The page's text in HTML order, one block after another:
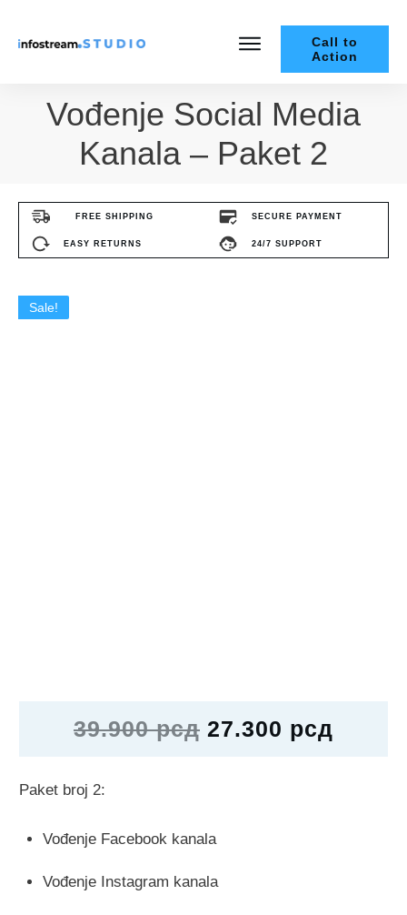
Call to
Action
Vođenje Social Media
Kanala – Paket 2
FREE SHIPPING SECURE PAYMENT
EASY RETURNS 24/7 SUPPORT
Sale!
39.900рсд 27.300 рсд
Paket broj 2:
Vođenje Facebook kanala
Vođenje Instagram kanala